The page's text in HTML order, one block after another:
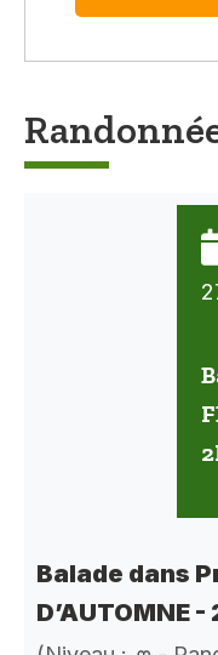
Balade dans
D’AUTOMNE -